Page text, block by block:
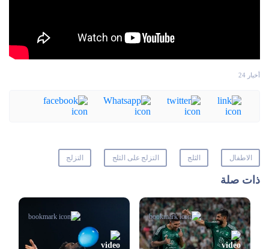
أخبار 24
الاطفال الثلج التزلج على الثلج التزلج
ذات صلة